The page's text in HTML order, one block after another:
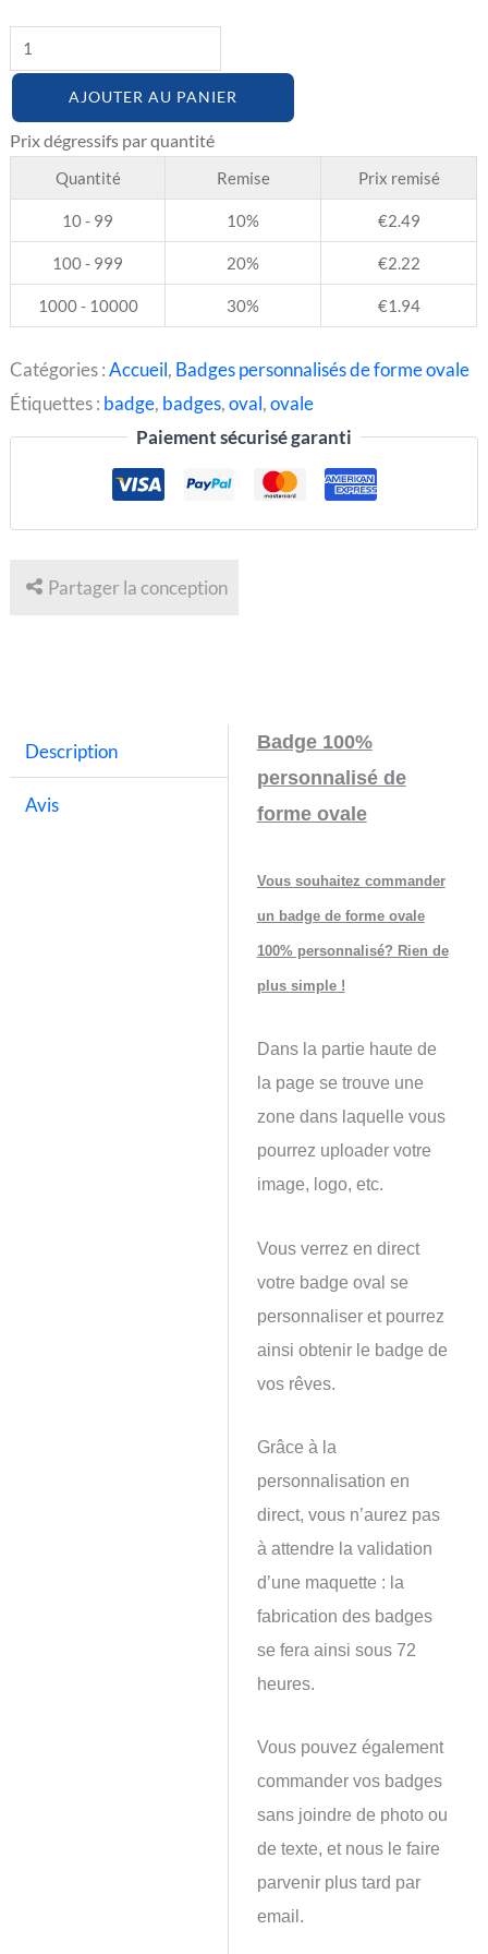
4,5
cm)
AJOUTER AU PANIER
Quantité Remise Prix remisé
10 - 99 10% €2.49
100 - 999 20% €2.22
1000 - 10000 30% €1.94
Catégories :Accueil, Badges personnalisés de forme ovale
Étiquettes : badge, badges,oval,ovale
Paiement sécurisé garanti
Partager la conception
Description
Avis
Badge 100%
personnalisé de
forme ovale
Vous souhaitez commander
un badge de forme ovale
100% personnalisé? Rien de
plus simple !
Dans la partie haute de
la page se trouve une
zone dans laquelle vous
pourrez uploader votre
image, logo, etc.
Vous verrez en direct
votre badge oval se
personnaliser et pourrez
ainsi obtenir le badge de
vos rêves.
Grâce à la
personnalisation en
direct, vous n’aurez pas
à attendre la validation
d’une maquette : la
fabrication des badges
se fera ainsi sous 72
heures.
Vous pouvez également
commander vos badges
sans joindre de photo ou
de texte, et nous le faire
parvenir plus tard par
email.